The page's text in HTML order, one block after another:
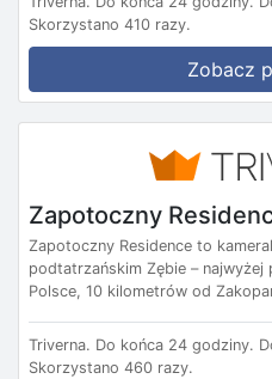
Skorzystano 410 razy.
Zobacz
Zapotoczny
Zapotoczny Residence to
podtatrzańskim Zębie – najwyżej
Polsce, 10 kilometrów od
Triverna. Do końca 24 godziny.
Skorzystano 460 razy.